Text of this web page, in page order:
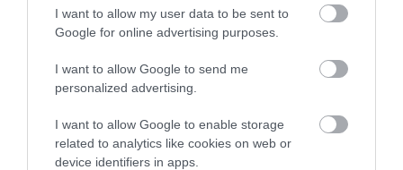
I want to allow my user data to be sent to
Google for online advertising purposes.
I want to allow Google to send me
personalized advertising.
I want to allow Google to enable storage
related to analytics like cookies on web or
device identifiers in apps.
Τα μέτρα της Τροχαίας για τη μετακίνηση
των εκδρομέων της 28ης Οκτωβρίου
24.10.2024 | 13:30